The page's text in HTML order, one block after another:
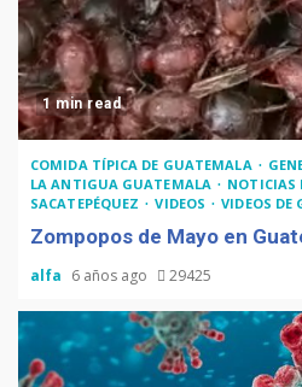
1 min read
COMIDA TÍPICA DE GUATEMALA
LA ANTIGUA GUATEMALA
NOTICIAS
SACATEPÉQUEZ
VIDEOS VIDEOS DE
Zompopos de Mayo en
alfa 6 años ago 29425